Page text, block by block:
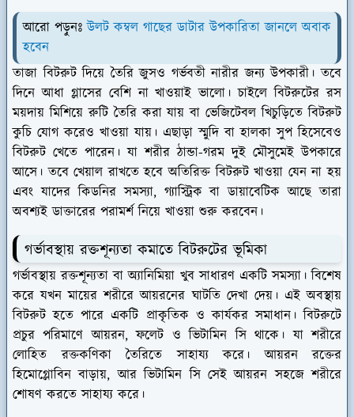
আরো পড়ুনঃউলট কম্বল গাছের ডাটার উপকারিতা জানলে অবাক
হবেন
তাজা বিটরুট দিয়ে তৈরি জুসও গর্ভবতী নারীর জন্য উপকারী। তবে
দিনে আধা গ্লাসের বেশি না খাওয়াই ভালো। চাইলে বিটরুটের রস
ময়দায় মিশিয়ে রুটি তৈরি করা যায় বা ভেজিটেবল খিচুড়িতে বিটরুট
কুচি যোগ করেও খাওয়া যায়। এছাড়া স্মুদি বা হালকা সুপ হিসেবেও
বিটরুট খেতে পারেন। যা শরীর ঠান্ডা-গরম দুই মৌসুমেই উপকারে
আসে। তবে খেয়াল রাখতে হবে অতিরিক্ত বিটরুট খাওয়া যেন না হয়
এবং যাদের কিডনির সমস্যা, গ্যাস্ট্রিক বা ডায়াবেটিক আছে তারা
অবশ্যই ডাক্তারের পরামর্শ নিয়ে খাওয়া শুরু করবেন।
গর্ভাবস্থায় রক্তশূন্যতা কমাতে বিটরুটের ভূমিকা
গর্ভাবস্থায় রক্তশূন্যতা বা অ্যানিমিয়া খুব সাধারণ একটি সমস্যা। বিশেষ
করে যখন মায়ের শরীরে আয়রনের ঘাটতি দেখা দেয়। এই অবস্থায়
বিটরুট হতে পারে একটি প্রাকৃতিক ও কার্যকর সমাধান। বিটরুটে
প্রচুর পরিমাণে আয়রন, ফলেট ও ভিটামিন সি থাকে। যা শরীরে
লোহিত রক্তকণিকা তৈরিতে সাহায্য করে। আয়রন রক্তের
হিমোগ্লোবিন বাড়ায়, আর ভিটামিন সি সেই আয়রন সহজে শরীরে
শোষণ করতে সাহায্য করে।